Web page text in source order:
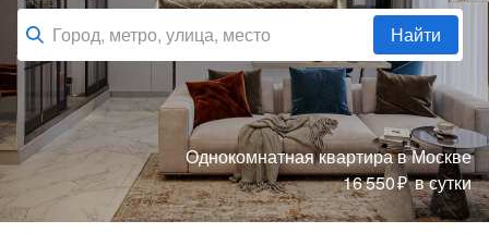
Найти
Однокомнатная квартирав Москве
16550₽в сутки